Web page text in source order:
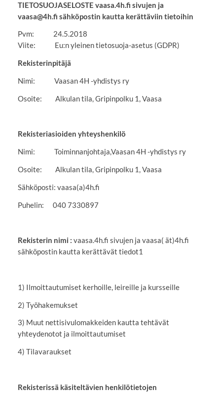
TIETOSUOJASELOSTE vaasa.4h.fi sivujen ja
vaasa@4h.fi sähköpostin kautta kerättäviin tietoihin
Pvm: 24.5.2018
Viite: Eu:n yleinen tietosuoja-asetus (GDPR)
Rekisterinpitäjä
Nimi: Vaasan 4H -yhdistys ry
Osoite: Alkulan tila, Gripinpolku 1, Vaasa
Rekisteriasioiden yhteyshenkilö
Nimi: Toiminnanjohtaja,Vaasan 4H -yhdistys ry
Osoite: Alkulan tila, Gripinpolku 1, Vaasa
Sähköposti: vaasa(a)4h.fi
Puhelin: 040 7330897
Rekisterin nimi : vaasa.4h.fi sivujen ja vaasa( ät)4h.fi
sähköpostin kautta kerättävät tiedot1
1) Ilmoittautumiset kerhoille, leireille ja kursseille
2) Työhakemukset
3) Muut nettisivulomakkeiden kautta tehtävät
yhteydenotot ja ilmoittautumiset
4) Tilavaraukset
Rekisterissä käsiteltävien henkilötietojen